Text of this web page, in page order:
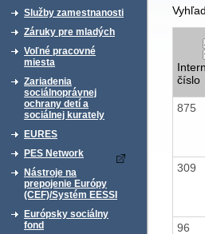
Služby zamestnanosti
Záruky pre mladých
Voľné pracovné
miesta
Zariadenia
sociálnoprávnej
ochrany detí a
sociálnej kurately
EURES
PES Network
Nástroje na
prepojenie Európy
(CEF)/Systém EESSI
Európsky sociálny
fond
číslo
875
309
96